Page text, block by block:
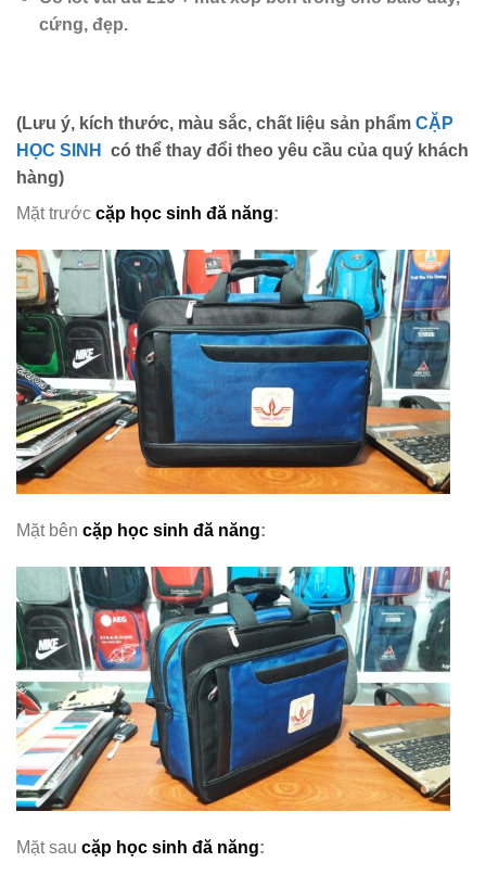
cứng, đẹp.
(Lưu ý, kích thước, màu sắc, chất liệu sản phẩm CẶP
HỌC SINH
có thể thay đổi theo yêu cầu của quý khách
hàng)
Mặt trước cặp học sinh đă năng:
Mặt bên cặp học sinh đă năng:
Mặt sau cặp học sinh đă năng: